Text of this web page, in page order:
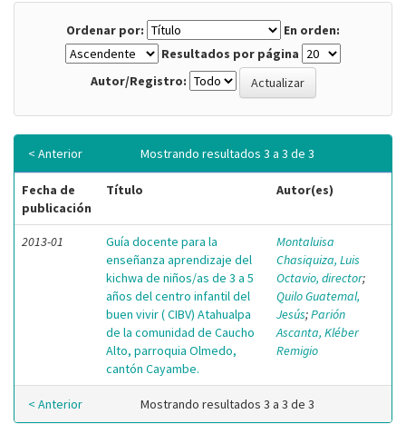
Ordenar por:
En orden:
Resultados por página
Autor/Registro:
Mostrando resultados 3 a 3 de 3
< Anterior
Fecha de
publicación
Título Autor(es)
2013-01
Guía docente para la
enseñanza aprendizaje del
kichwa de niños/as de 3 a 5
años del centro infantil del
buen vivir ( CIBV) Atahualpa
de la comunidad de Caucho
Alto, parroquia Olmedo,
cantón Cayambe.
Montaluisa
Chasiquiza, Luis
Octavio, director;
Quilo Guatemal,
Jesús;Parión
Ascanta, Kléber
Remigio
Mostrando resultados 3 a 3 de 3
< Anterior